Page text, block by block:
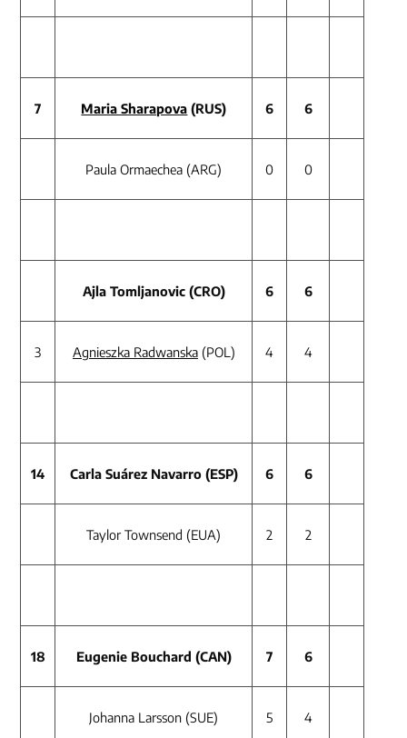
7 Maria Sharapova (RUS) 6 6
Paula Ormaechea (ARG) 0 0
Ajla Tomljanovic (CRO) 6 6
3 Agnieszka Radwanska(POL) 4 4
14 Carla Suárez Navarro (ESP) 6 6
Taylor Townsend (EUA) 2 2
18 Eugenie Bouchard (CAN) 7 6
Johanna Larsson (SUE) 5 4